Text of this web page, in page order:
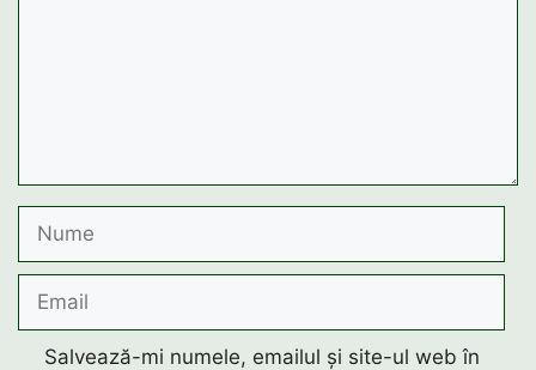
Salvează-mi numele, emailul și site-ul web în